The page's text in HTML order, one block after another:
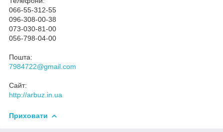
066-55-312-55
096-308-00-38
073-030-81-00
056-798-04-00
Пошта:
7984722@gmail.com
Сайт:
http://arbuz.in.ua
Приховати